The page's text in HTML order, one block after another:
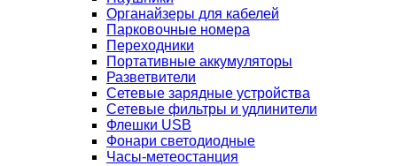
Органайзеры для кабелей
Парковочные номера
Переходники
Портативные аккумуляторы
Разветвители
Сетевые зарядные устройства
Сетевые фильтры и удлинители
Флешки USB
Фонари светодиодные
Часы-метеостанция